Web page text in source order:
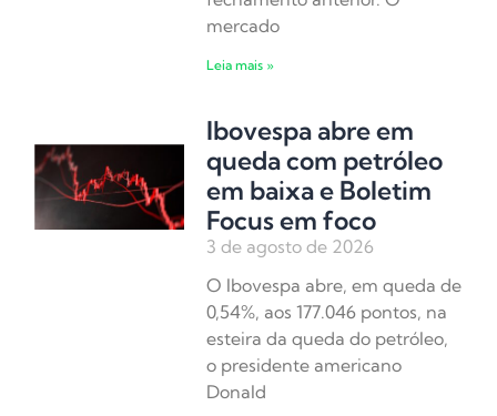
mercado
Leia mais »
Ibovespa abre em
queda com petróleo
em baixa e Boletim
Focus em foco
3 de agosto de 2026
O Ibovespa abre, em queda de
0,54%, aos 177.046 pontos, na
esteira da queda do petróleo,
o presidente americano
Donald